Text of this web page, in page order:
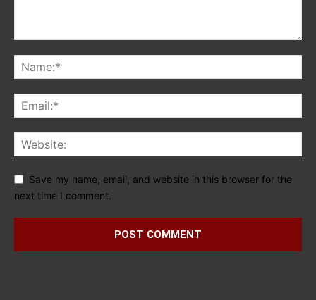
Save my name, email, and website in this browser for the
next time I comment.